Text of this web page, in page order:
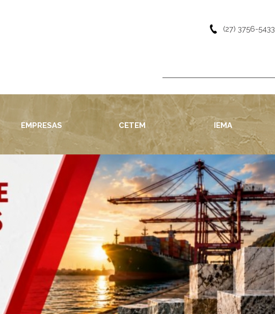
(27) 3756-5433
EMPRESAS CETEM IEMA